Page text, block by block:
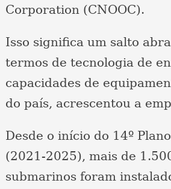
Corporation (CNOOC).
Isso significa um salto
termos de tecnologia de
capacidades de
do país, acrescentou a
Desde o início do 14º
(2021-2025), mais de
submarinos foram